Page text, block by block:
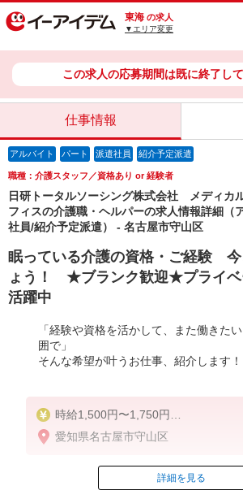
東海 の求人
▼エリア変更
この求人の応募期間は既に終了して
仕事情報
アルバイト パート 派遣社員 紹介予定派遣
職種：介護スタッフ／資格あり or 経験者
日研トータルソーシング株式会社 メディカ
フィスの介護職・ヘルパーの求人情報詳細（
社員/紹介予定派遣） - 名古屋市守山区
眠っている介護の資格・ご経験 今
ょう！ ★ブランク歓迎★プライ
活躍中
「経験や資格を活かして、また働きた
囲で」
そんな希望が叶うお仕事、紹介します！
時給1,500円〜1,750円
◆無資格・経験者：時給1,500円〜
◆初任者研修・経験者：時給1,600円
◆介護福祉士：時給1,750円〜
愛知県名古屋市守山区
詳細を見る